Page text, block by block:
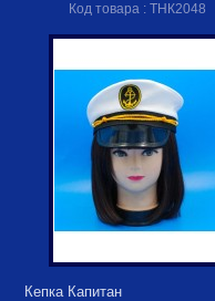
Код товара : ТНК2048
Кепка Капитан